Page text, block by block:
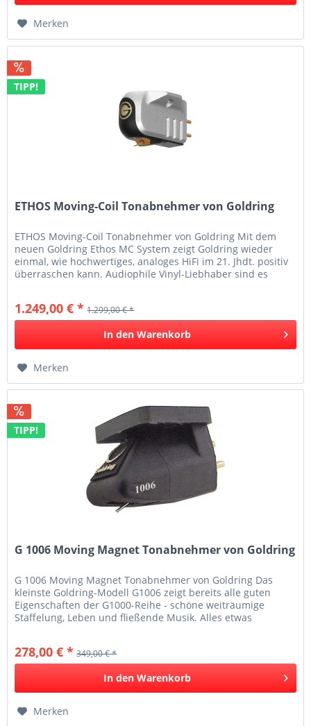
Merken
TIPP!
ETHOS Moving-Coil Tonabnehmer von Goldring
ETHOS Moving-Coil Tonabnehmer von Goldring Mit dem
neuen Goldring Ethos MC System zeigt Goldring wieder
einmal, wie hochwertiges, analoges HiFi im 21. Jhdt. positiv
überraschen kann. Audiophile Vinyl-Liebhaber sind es
1.249,00 € * 1.299,00 € *
In den Warenkorb
Merken
TIPP!
G 1006 Moving Magnet Tonabnehmer von Goldring
G 1006 Moving Magnet Tonabnehmer von Goldring Das
kleinste Goldring-Modell G1006 zeigt bereits alle guten
Eigenschaften der G1000-Reihe - schöne weiträumige
Staffelung, Leben und fließende Musik. Alles etwas
278,00 € * 349,00 € *
In den Warenkorb
Merken